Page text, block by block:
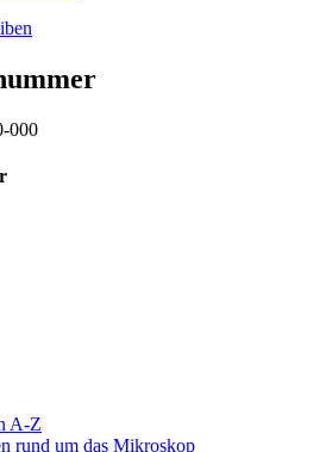
000
A-Z
rund um das Mikroskop